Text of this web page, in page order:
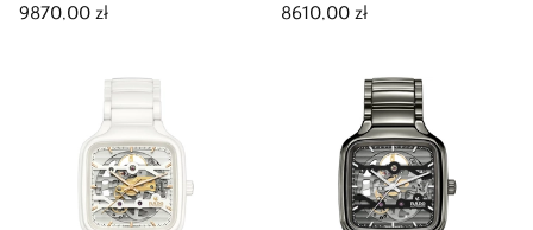
OF THE WORLD
9870,00 zł 8610,00 zł